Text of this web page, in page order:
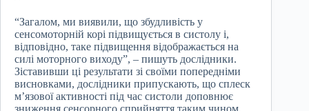
“Загалом, ми виявили, що збудливість у
сенсомоторній корі підвищується в систолу і,
відповідно, таке підвищення відображається на
силі моторного виходу”, – пишуть дослідники.
Зіставивши ці результати зі своїми попередніми
висновками, дослідники припускають, що сплеск
м’язової активності під час систоли доповнює